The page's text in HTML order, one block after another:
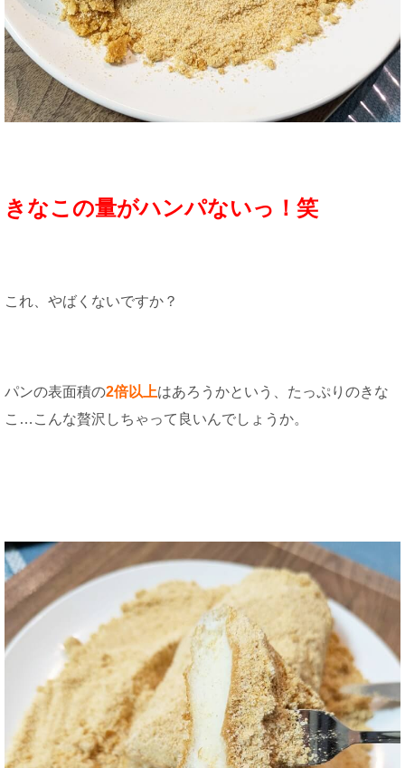
きなこの量がハンパないっ！笑
これ、やばくないですか？
パンの表面積の2倍以上はあろうかという、たっぷりのきな
こ…こんな贅沢しちゃって良いんでしょうか。